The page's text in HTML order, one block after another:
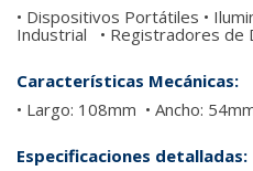
• Dispositivos Portátiles •
Industrial • Registradores de
Características Mecánicas:
• Largo: 108mm • Ancho:
Especificaciones detalladas: